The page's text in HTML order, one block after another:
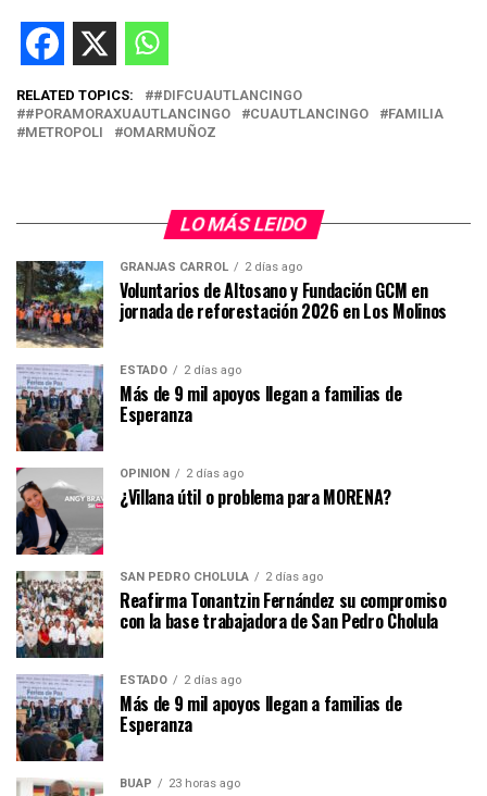
RELATED TOPICS:
#DIFCUAUTLANCINGO
#PORAMORAXUAUTLANCINGO
CUAUTLANCINGO
FAMILIA
METROPOLI
OMARMUÑOZ
LO MÁS LEIDO
GRANJAS CARROL 2 días ago
Voluntarios de Altosano y Fundación GCM en
jornada de reforestación 2026 en Los Molinos
ESTADO 2 días ago
Más de 9 mil apoyos llegan a familias de
Esperanza
OPINIÓN 2 días ago
¿Villana útil o problema para MORENA?
SAN PEDRO CHOLULA 2 días ago
Reafirma Tonantzin Fernández su compromiso
con la base trabajadora de San Pedro Cholula
ESTADO 2 días ago
Más de 9 mil apoyos llegan a familias de
Esperanza
BUAP 23 horas ago